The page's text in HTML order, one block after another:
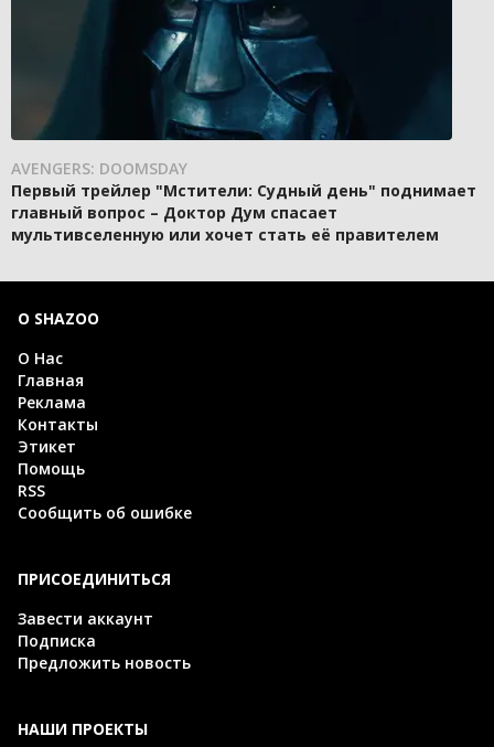
AVENGERS: DOOMSDAY
Первый трейлер "Мстители: Судный день" поднимает
главный вопрос – Доктор Дум спасает
мультивселенную или хочет стать её правителем
О SHAZOO
О Нас
Главная
Реклама
Контакты
Этикет
Помощь
RSS
Сообщить об ошибке
ПРИСОЕДИНИТЬСЯ
Завести аккаунт
Подписка
Предложить новость
НАШИ ПРОЕКТЫ